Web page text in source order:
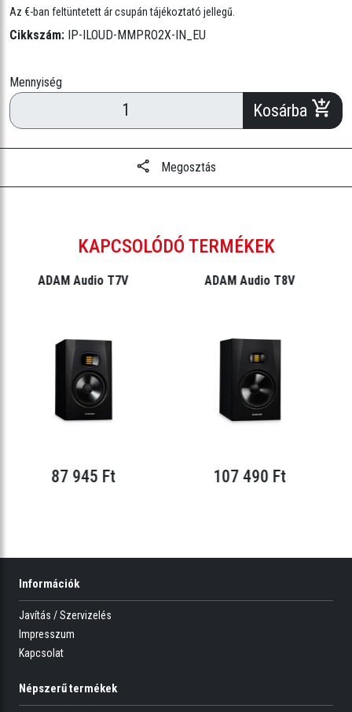
Az €-ban feltüntetett ár csupán tájékoztató jellegű.
Cikkszám: IP-ILOUD-MMPRO2X-IN_EU
Mennyiség
Kosárba
Megosztás
KAPCSOLÓDÓ TERMÉKEK
ADAM Audio T7V
87 945 Ft
ADAM Audio T8V
107 490 Ft
Információk
Javítás / Szervizelés
Impresszum
Kapcsolat
Népszerű termékek